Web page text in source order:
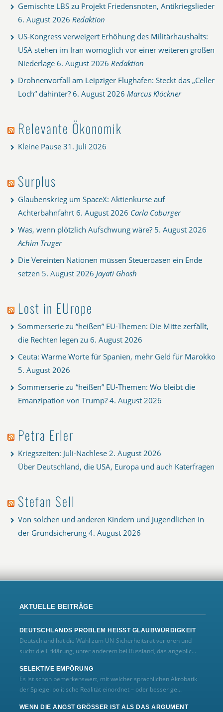
Gemischte LBS zu Projekt Friedensnoten, Antikriegslieder
6. August 2026 Redaktion
US-Kongress verweigert Erhöhung des Militärhaushalts:
USA stehen im Iran womöglich vor einer weiteren großen
Niederlage 6. August 2026 Redaktion
Drohnenvorfall am Leipziger Flughafen: Steckt das „Celler
Loch“ dahinter? 6. August 2026 Marcus Klöckner
Relevante Ökonomik
Kleine Pause 31. Juli 2026
Surplus
Glaubenskrieg um SpaceX: Aktienkurse auf
Achterbahnfahrt 6. August 2026 Carla Coburger
Was, wenn plötzlich Aufschwung wäre? 5. August 2026
Achim Truger
Die Vereinten Nationen müssen Steueroasen ein Ende
setzen 5. August 2026 Jayati Ghosh
Lost in EUrope
Sommerserie zu “heißen” EU-Themen: Die Mitte zerfällt,
die Rechten legen zu 6. August 2026
Ceuta: Warme Worte für Spanien, mehr Geld für Marokko
5. August 2026
Sommerserie zu “heißen” EU-Themen: Wo bleibt die
Emanzipation von Trump? 4. August 2026
Petra Erler
Kriegszeiten: Juli-Nachlese 2. August 2026
Über Deutschland, die USA, Europa und auch Katerfragen
Stefan Sell
Von solchen und anderen Kindern und Jugendlichen in
der Grundsicherung 4. August 2026
AKTUELLE BEITRÄGE
DEUTSCHLANDS PROBLEM HEISST GLAUBWÜRDIGKEIT
Deutschland hat die Wahl zum UN‑Sicherheitsrat verloren und
sucht die Erklärung, unter anderem bei Russland, das angeblic...
SELEKTIVE EMPÖRUNG
Es ist schon bemerkenswert, mit welcher sprachlichen Akrobatik
der Spiegel politische Realität einordnet – oder besser ge...
WENN DIE ANGST GRÖSSER IST ALS DAS ARGUMENT